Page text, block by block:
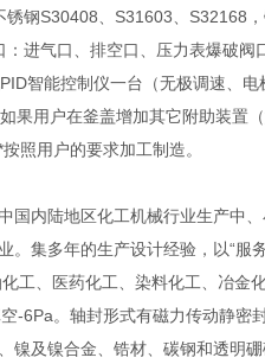
锈钢S30408、S31603、S32168
进气口、排空口、压力表爆破阀
智能控制仪一台（无极调速、电
果用户在釜盖增加其它附助装置
照用户的要求加工制造。
国内陆地区化工机械行业生产中
。集多年的生产设计经验，以“服
工、医药化工、染料化工、冶金
-6Pa。轴封形式有磁力传动静密
镍及镍合金、锆材、碳钢和透明